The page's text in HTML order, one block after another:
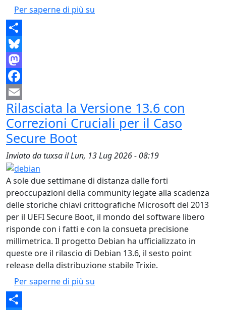
Per saperne di più su
Share
Bluesky
Mastodon
Facebook
Email
Rilasciata la Versione 13.6 con
Correzioni Cruciali per il Caso
Secure Boot
Inviato datuxsailLun, 13 Lug 2026 - 08:19
A sole due settimane di distanza dalle forti
preoccupazioni della community legate alla scadenza
delle storiche chiavi crittografiche Microsoft del 2013
per il UEFI Secure Boot, il mondo del software libero
risponde con i fatti e con la consueta precisione
millimetrica. Il progetto Debian ha ufficializzato in
queste ore il rilascio di Debian 13.6, il sesto point
release della distribuzione stabile Trixie.
Per saperne di più su